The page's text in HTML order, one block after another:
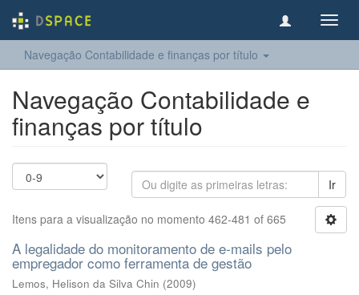
Navegação Contabilidade e finanças por título
Navegação Contabilidade e
finanças por título
Ir
Itens para a visualização no momento 462-481 of 665
A legalidade do monitoramento de e-mails pelo
empregador como ferramenta de gestão
Lemos, Helison da Silva Chin (2009)